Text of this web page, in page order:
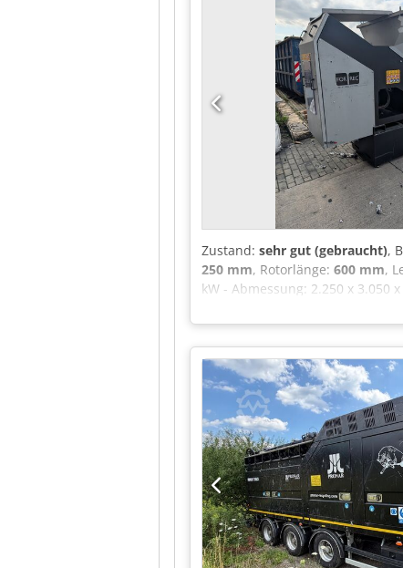
Zustand: sehr gut (gebraucht),
250 mm, Rotorlänge: 600 mm,
kW - Abmessung: 2.250 x 3.050
Liter. - Produktion: 600 kg/St.
Elektrischer Hubtisch für
abgebaut und eingelagert.